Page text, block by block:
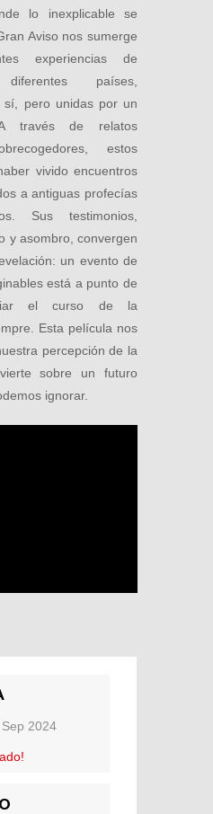
lo inexplicable se
Aviso nos sumerge
experiencias de
países,
sí, pero unidas por un
través de relatos
estos
vivido encuentros
a antiguas profecías
Sus testimonios,
y asombro, convergen
un evento de
está a punto de
el curso de la
Esta película nos
percepción de la
sobre un futuro
ignorar.
2024